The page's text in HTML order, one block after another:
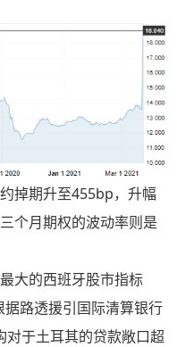
掉期升至455bp，升幅
个月期权的波动率则是
大的西班牙股市指标
据路透援引国际清算银行
对于土耳其的贷款敞口超